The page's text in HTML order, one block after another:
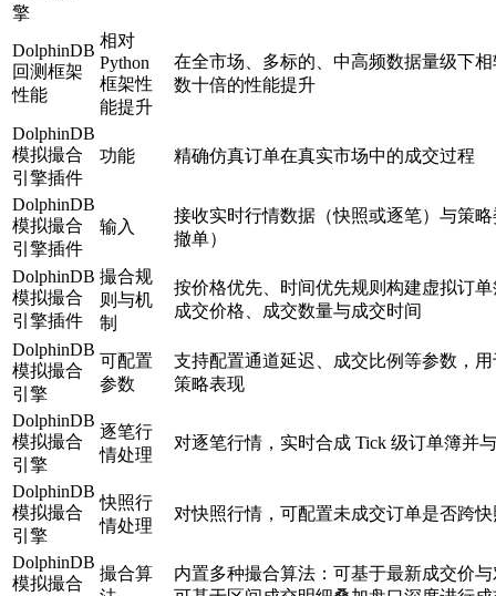
擎
DolphinDB
回测框架
性能
相对
Python
框架性
能提升
在全市场、多标的、中高频数据量级下
数十倍的性能提升
DolphinDB
模拟撮合
引擎插件
功能 精确仿真订单在真实市场中的成交过程
DolphinDB
模拟撮合
引擎插件
输入
接收实时行情数据（快照或逐笔）与策
撤单）
DolphinDB
模拟撮合
引擎插件
撮合规
则与机
制
按价格优先、时间优先规则构建虚拟订
成交价格、成交数量与成交时间
DolphinDB
模拟撮合
引擎
可配置
参数
支持配置通道延迟、成交比例等参数，
策略表现
DolphinDB
模拟撮合
引擎
逐笔行
情处理
对逐笔行情，实时合成 Tick 级订单簿并
DolphinDB
模拟撮合
引擎
快照行
情处理
对快照行情，可配置未成交订单是否跨
DolphinDB
模拟撮合
撮合算
内置多种撮合算法：可基于最新成交价